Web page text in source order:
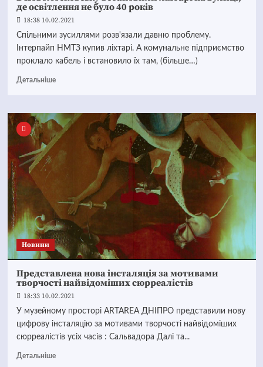
де освітлення не було 40 років
18:38 10.02.2021
Спільними зусиллями розв'язали давню проблему.
Інтерпайп НМТЗ купив ліхтарі. А комунальне підприємство
проклало кабель і встановило їх там, (більше…)
Детальніше
Новини
Представлена нова інсталяція за мотивами
творчості найвідоміших сюрреалістів
18:33 10.02.2021
У музейному просторі ARTAREA ДНІПРО представили нову
цифрову інсталяцію за мотивами творчості найвідоміших
сюрреалістів усіх часів : Сальвадора Далі та...
Детальніше